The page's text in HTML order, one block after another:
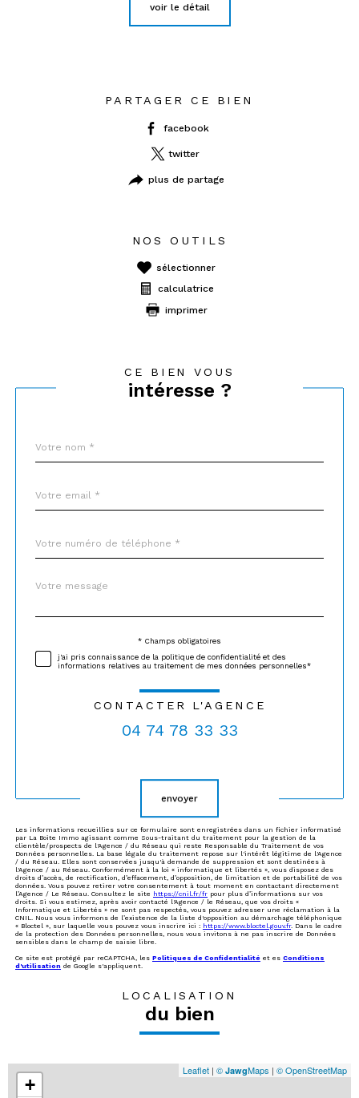
voir le détail
PARTAGER CE BIEN
facebook
twitter
plus de partage
NOS OUTILS
sélectionner
calculatrice
imprimer
CE BIEN VOUS
intéresse ?
par
*
*
*
Fieldset
Message
*
* Champs obligatoires
j'ai pris connaissance de la politique de confidentialité et des
informations relatives au traitement de mes données personnelles*
CONTACTER L'AGENCE
04 74 78 33 33
envoyer
Les informations recueillies sur ce formulaire sont enregistrées dans un fichier informatisé
par La Boite Immo agissant comme Sous-traitant du traitement pour la gestion de la
clientèle/prospects de l'Agence / du Réseau qui reste Responsable du Traitement de vos
Données personnelles. La base légale du traitement repose sur l'intérêt légitime de l'Agence
/ du Réseau. Elles sont conservées jusqu'à demande de suppression et sont destinées à
l'Agence / au Réseau. Conformément à la loi « informatique et libertés », vous disposez des
droits d’accès, de rectification, d’effacement, d’opposition, de limitation et de portabilité de vos
données. Vous pouvez retirer votre consentement à tout moment en contactant directement
l’Agence / Le Réseau. Consultez le site https://cnil.fr/fr pour plus d’informations sur vos
droits. Si vous estimez, après avoir contacté l'Agence / le Réseau, que vos droits «
Informatique et Libertés » ne sont pas respectés, vous pouvez adresser une réclamation à la
CNIL. Nous vous informons de l’existence de la liste d'opposition au démarchage téléphonique
« Bloctel », sur laquelle vous pouvez vous inscrire ici : https://www.bloctel.gouv.fr. Dans le cadre
de la protection des Données personnelles, nous vous invitons à ne pas inscrire de Données
sensibles dans le champ de saisie libre.
Ce site est protégé par reCAPTCHA, les Politiques de Confidentialité et es Conditions
d'utilisation de Google s'appliquent.
LOCALISATION
du bien
+
Leaflet | © JawgMaps | © OpenStreetMap